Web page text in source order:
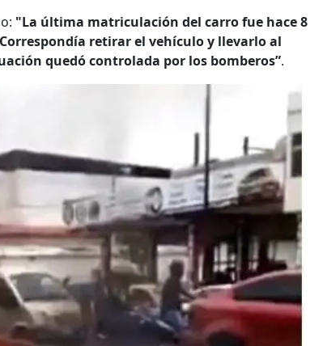
"La última matriculación del carro fue hace 8
retirar el vehículo y llevarlo al
quedó controlada por los bomberos”.